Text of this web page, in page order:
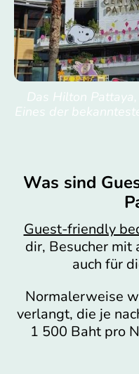
Das Hilton
Eines der
Was sind
Guest-friendly
dir, Besucher mit
auch für
Normalerweise
verlangt, die je
1 500 Baht pro